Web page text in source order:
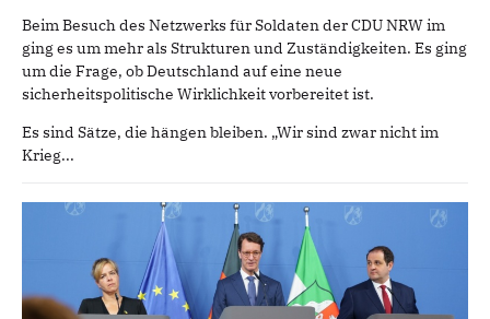
Beim Besuch des Netzwerks für Soldaten der CDU NRW im
ging es um mehr als Strukturen und Zuständigkeiten. Es ging
um die Frage, ob Deutschland auf eine neue
sicherheitspolitische Wirklichkeit vorbereitet ist.
Es sind Sätze, die hängen bleiben. „Wir sind zwar nicht im
Krieg...